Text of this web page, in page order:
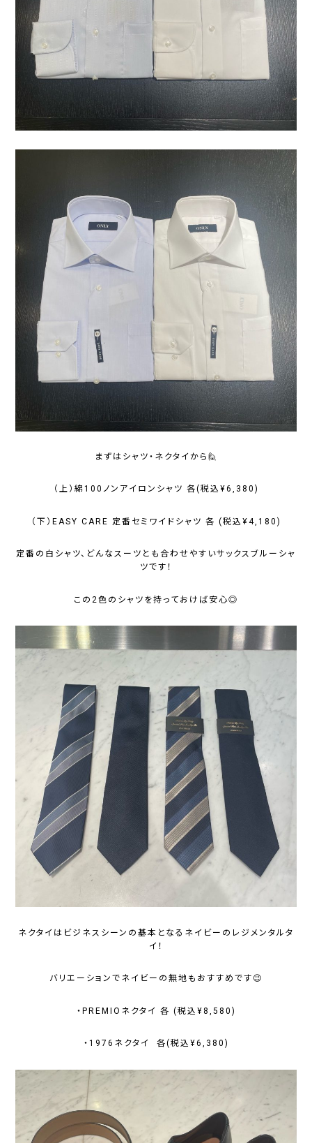
まずはシャツ・ネクタイから🙋
（上）綿100ノンアイロンシャツ 各(税込¥6,380)
（下）EASY CARE 定番セミワイドシャツ 各 (税込¥4,180)
定番の白シャツ、どんなスーツとも合わせやすいサックスブルーシャ
ツです！
この2色のシャツを持っておけば安心◎
ネクタイはビジネスシーンの基本となるネイビーのレジメンタルタ
イ！
バリエーションでネイビーの無地もおすすめです😉
・PREMIOネクタイ 各 (税込¥8,580)
・1976ネクタイ 各(税込¥6,380)